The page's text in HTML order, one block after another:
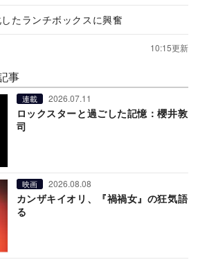
たランチボックスに興奮
10:15更新
事
連載 2026.07.11
ロックスターと過ごした記憶：櫻井敦
司
映画 2026.08.08
カンザキイオリ、『禍禍女』の狂気語
る